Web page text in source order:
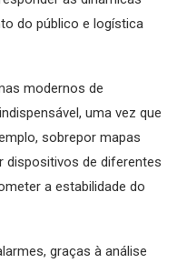
do público e logística
modernos de
uma vez que
sobrepor mapas
dispositivos de diferentes
a estabilidade do
graças à análise